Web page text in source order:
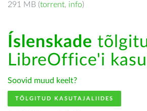
291 MB (torrent, info)
Íslenskade
LibreOffice'i
Soovid muud keelt?
TÕLGITUD KASUTAJALIIDES